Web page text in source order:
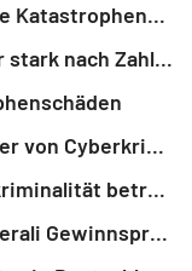
ROUNDUP: Generali wuppt höhere Katastrophenschäden - Aktie legt zu
AKTIE IM FOKUS: Generali wieder stark nach Zahlen - Goldman lobt
KORREKTUR: Jeder neunte Onliner von Cyberkriminalität betroffen
Jeder neunte Onliner von Cyberkriminalität betroffen
Geringe Schäden bescheren Generali Gewinnsprung - Mehr Geld für Aktionäre